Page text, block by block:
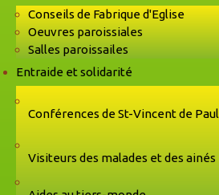
Conseils de Fabrique d'Eglise
Oeuvres paroissiales
Salles paroissailes
Entraide et solidarité
Conférences de St-Vincent de Paul
Visiteurs des malades et des ainés